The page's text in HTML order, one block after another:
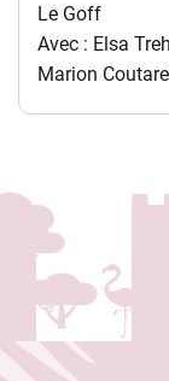
Le Goff
Avec : Elsa
Marion